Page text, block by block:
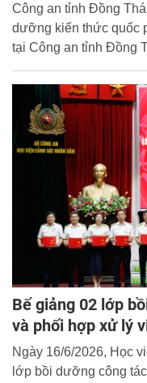
Công an tỉnh Đồng
dưỡng kiến thức quốc
tại Công an tỉnh Đồng
Bế giảng 02 lớp
và phối hợp xử lý
Ngày 16/6/2026, Học
lớp bồi dưỡng công